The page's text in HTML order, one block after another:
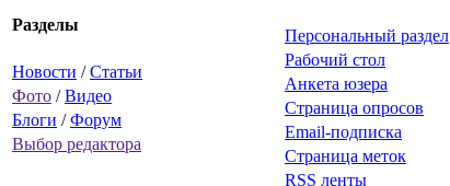
Разделы
Новости /Статьи
Фото /Видео
Блоги /Форум
Выбор редактора
Персональный раздел
Рабочий стол
Анкета юзера
Страница опросов
Email-подписка
Страница меток
RSS ленты